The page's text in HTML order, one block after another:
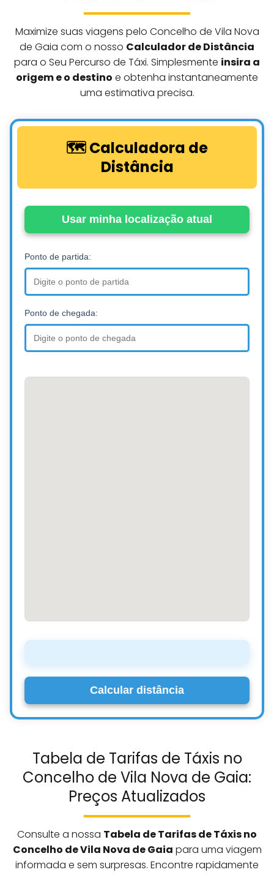
Maximize suas viagens pelo Concelho de Vila Nova
de Gaia com o nosso Calculador de Distância
para o Seu Percurso de Táxi. Simplesmente insira a
origem e o destino e obtenha instantaneamente
uma estimativa precisa.
🗺️ Calculadora de
Distância
Usar minha localização atual
Ponto de partida:
Ponto de chegada:
Calcular distância
Tabela de Tarifas de Táxis no
Concelho de Vila Nova de Gaia:
Preços Atualizados
Consulte a nossa Tabela de Tarifas de Táxis no
Concelho de Vila Nova de Gaia para uma viagem
informada e sem surpresas. Encontre rapidamente